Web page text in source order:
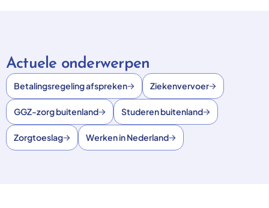
Actuele onderwerpen
Betalingsregeling afspreken Ziekenvervoer
GGZ-zorg buitenland Studeren buitenland
Zorgtoeslag Werken in Nederland